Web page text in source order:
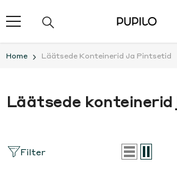
Home Läätsede Konteinerid Ja Pintsetid
Läätsede
Filter